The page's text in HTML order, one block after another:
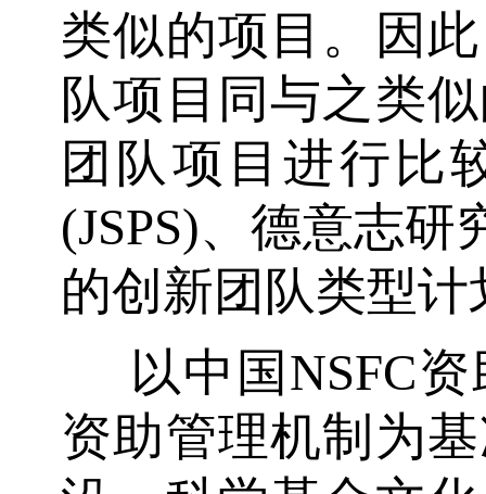
类似的项目。因
队项目同与之类
团队项目进行比
(JSPS)、德意志
的创新团队类型
以中国NSFC
资助管理机制为